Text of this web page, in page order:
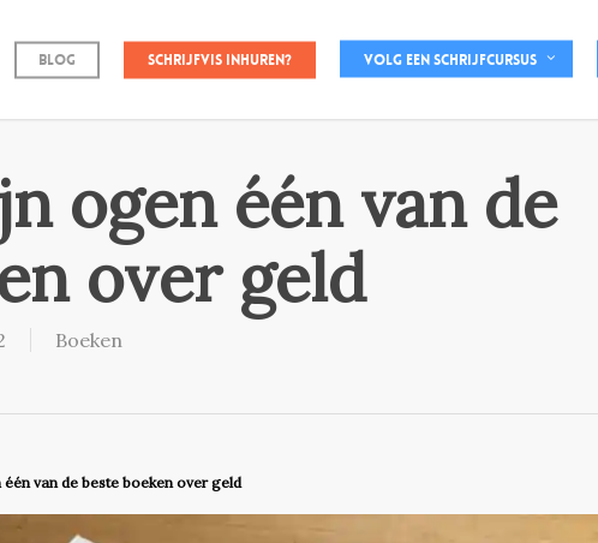
Blog Schrijfvis inhuren? Volg een schrijfcursus
ogen één van de
over geld
Boeken
van de beste boeken over geld